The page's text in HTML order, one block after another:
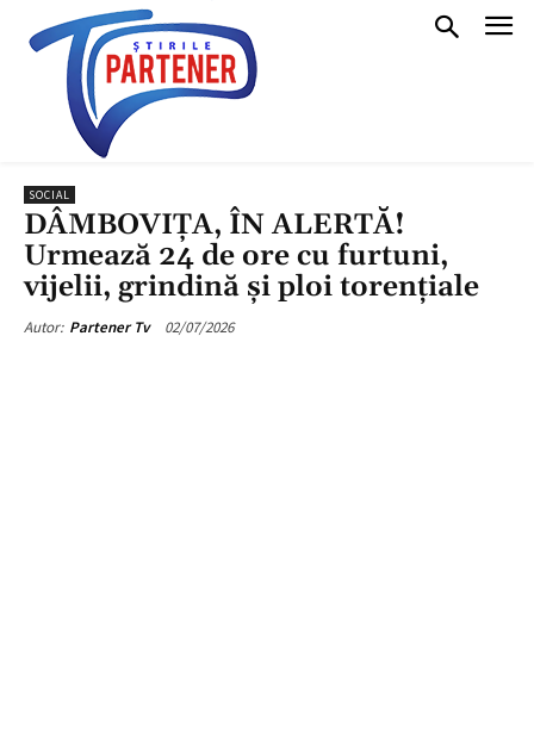
SOCIAL
DÂMBOVIȚA, ÎN ALERTĂ!
Urmează 24 de ore cu furtuni,
vijelii, grindină și ploi torențiale
Autor: Partener Tv 02/07/2026